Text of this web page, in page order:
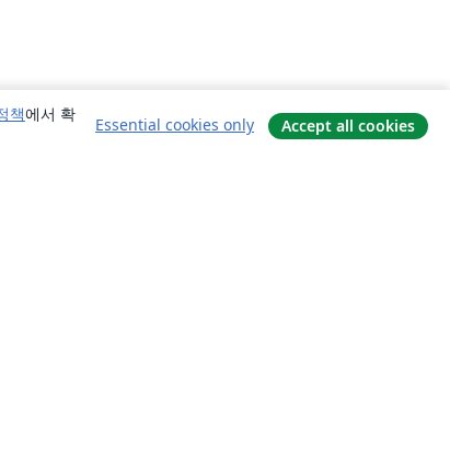
책에서 확
Essential cookies only Accept all cookies